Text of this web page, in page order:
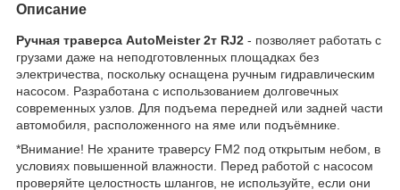
Описание
Ручная траверса AutoMeister 2т RJ2 - позволяет работать с
грузами даже на неподготовленных площадках без
электричества, поскольку оснащена ручным гидравлическим
насосом. Разработана с использованием долговечных
современных узлов. Для подъема передней или задней части
автомобиля, расположенного на яме или подъёмнике.
*Внимание! Не храните траверсу FM2 под открытым небом, в
условиях повышенной влажности. Перед работой с насосом
проверяйте целостность шлангов, не используйте, если они